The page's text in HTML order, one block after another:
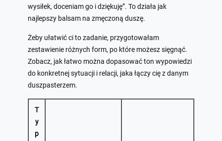
wysiłek, doceniam go i dziękuję”. To działa jak
najlepszy balsam na zmęczoną duszę.
Żeby ułatwić ci to zadanie, przygotowałam
zestawienie różnych form, po które możesz sięgnąć.
Zobacz, jak łatwo można dopasować ton wypowiedzi
do konkretnej sytuacji i relacji, jaka łączy cię z danym
duszpasterzem.
T
y
p